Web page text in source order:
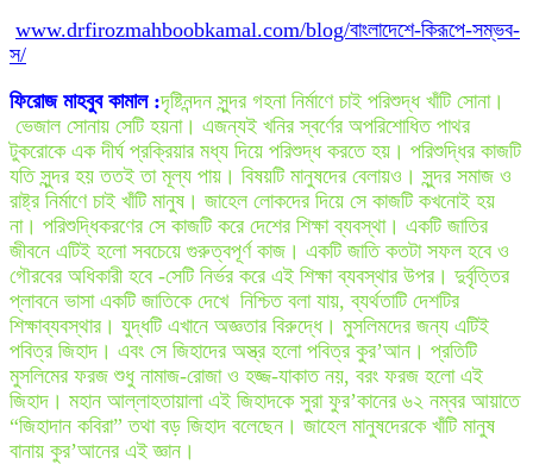
www.drfirozmahboobkamal.com/blog/বাংলাদেশে-কিরূপে-সম্ভব-
স/
ফিরোজ মাহবুব কামাল :দৃষ্টিনন্দন সুন্দর গহনা নির্মাণে চাই পরিশুদ্ধ খাঁটি সোনা।
ভেজাল সোনায় সেটি হয়না। এজন্যই খনির স্বর্ণের অপরিশোধিত পাথর
টুকরোকে এক দীর্ঘ প্রক্রিয়ার মধ্য দিয়ে পরিশুদ্ধ করতে হয়। পরিশুদ্ধির কাজটি
যতি সুন্দর হয় ততই তা মূল্য পায়। বিষয়টি মানুষদের বেলায়ও। সুন্দর সমাজ ও
রাষ্ট্র নির্মাণে চাই খাঁটি মানুষ। জাহেল লোকদের দিয়ে সে কাজটি কখনোই হয়
না। পরিশুদ্ধিকরণের সে কাজটি করে দেশের শিক্ষা ব্যবস্থা। একটি জাতির
জীবনে এটিই হলো সবচেয়ে গুরুত্বপূর্ণ কাজ। একটি জাতি কতটা সফল হবে ও
গৌরবের অধিকারী হবে -সেটি নির্ভর করে এই শিক্ষা ব্যবস্থার উপর। দুর্বৃত্তির
প্লাবনে ভাসা একটি জাতিকে দেখে নিশ্চিত বলা যায়, ব্যর্থতাটি দেশটির
শিক্ষাব্যবস্থার। যুদ্ধটি এখানে অজ্ঞতার বিরুদ্ধে। মুসলিমদের জন্য এটিই
পবিত্র জিহাদ। এবং সে জিহাদের অস্ত্র হলো পবিত্র কুর’আন। প্রতিটি
মুসলিমের ফরজ শুধু নামাজ-রোজা ও হজ্জ-যাকাত নয়, বরং ফরজ হলো এই
জিহাদ। মহান আল্লাহতায়ালা এই জিহাদকে সুরা ফুর’কানের ৬২ নম্বর আয়াতে
“জিহাদান কবিরা” তথা বড় জিহাদ বলেছেন। জাহেল মানুষদেরকে খাঁটি মানুষ
বানায় কুর’আনের এই জ্ঞান।